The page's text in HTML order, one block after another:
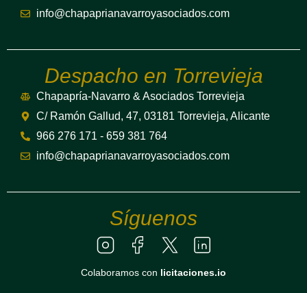
info@chapaprianavarroyasociados.com
Despacho en Torrevieja
Chapapría-Navarro & Asociados Torrevieja
C/ Ramón Gallud, 47, 03181 Torrevieja, Alicante
966 276 171 - 659 381 764
info@chapaprianavarroyasociados.com
Síguenos
Colaboramos con licitaciones.io